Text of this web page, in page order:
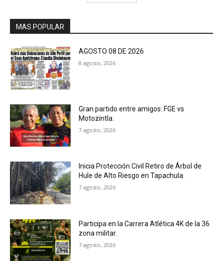
MAS POPULAR
AGOSTO 08 DE 2026
8 agosto, 2026
Gran partido entre amigos: FGE vs
Motozintla.
7 agosto, 2026
Inicia Protección Civil Retiro de Árbol de
Hule de Alto Riesgo en Tapachula.
7 agosto, 2026
Participa en la Carrera Atlética 4K de la 36
zona militar.
7 agosto, 2026